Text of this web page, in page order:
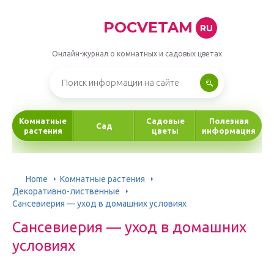
POCVETAM RU
Онлайн-журнал о комнатных и садовых цветах
Комнатные
растения
Сад
Садовые
цветы
Полезная
информация
Home
Комнатные растения
Декоративно-лиственные
Сансевиерия — уход в домашних условиях
Сансевиерия — уход в домашних
условиях